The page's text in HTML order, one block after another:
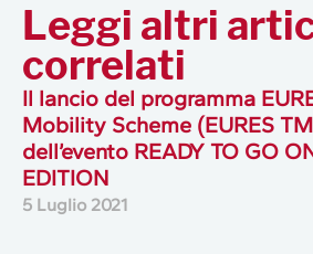
Leggi altri
correlati
Il lancio del programma
Mobility Scheme (EURES
dell’evento READY TO GO
EDITION
5 Luglio 2021